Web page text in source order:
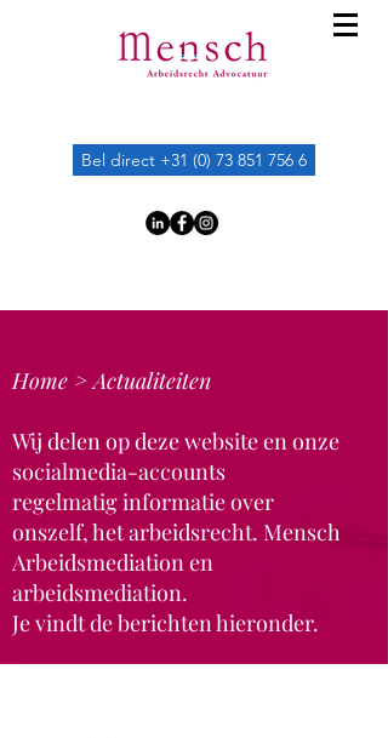
Bel direct +31 (0) 73 851 756 6
Home >Actualiteiten
Wij delen op deze website en onze
socialmedia-accounts
regelmatiginformatie over
onszelf, het arbeidsrecht. Mensch
Arbeidsmediation en
arbeidsmediation.
Je vindt de berichten hieronder.